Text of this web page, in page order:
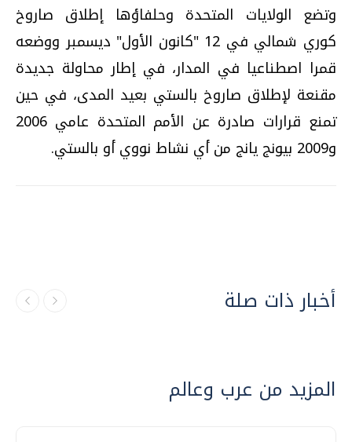
وتضع الولايات المتحدة وحلفاؤها إطلاق صاروخ
كوري شمالي في 12 "كانون الأول" ديسمبر ووضعه
قمرا اصطناعيا في المدار، في إطار محاولة جديدة
مقنعة لإطلاق صاروخ بالستي بعيد المدى، في حين
تمنع قرارات صادرة عن الأمم المتحدة عامي 2006
و2009 بيونج يانج من أي نشاط نووي أو بالستي.
أخبار ذات صلة
المزيد من عرب وعالم